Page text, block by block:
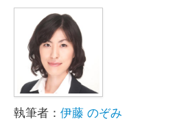
執筆者： 伊藤 のぞみ